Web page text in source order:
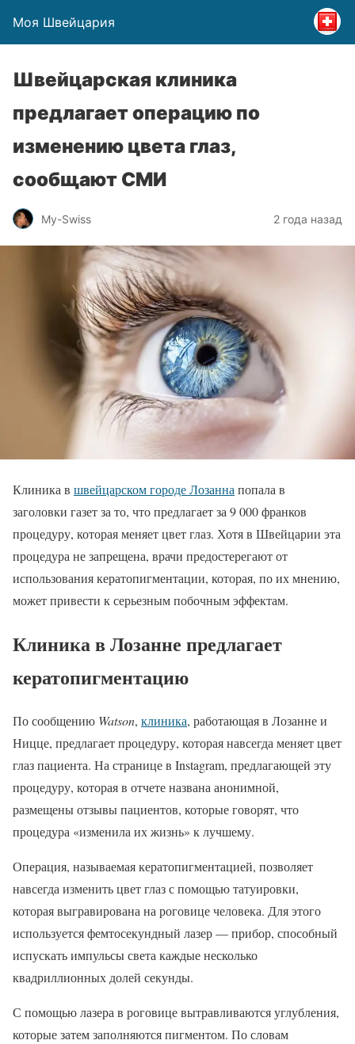
Моя Швейцария
Швейцарская клиника
предлагает операцию по
изменению цвета глаз,
сообщают СМИ
My-Swiss 2 года назад
Клиника в швейцарском городе Лозаннапопала в
заголовки газет за то, что предлагает за 9 000 франков
процедуру, которая меняет цвет глаз. Хотя в Швейцарии эта
процедура не запрещена, врачи предостерегают от
использования кератопигментации, которая, по их мнению,
может привести к серьезным побочным эффектам.
Клиника в Лозанне предлагает
кератопигментацию
По сообщению Watson, клиника, работающая в Лозанне и
Ницце, предлагает процедуру, которая навсегда меняет цвет
глаз пациента. На странице в Instagram, предлагающей эту
процедуру, которая в отчете названа анонимной,
размещены отзывы пациентов, которые говорят, что
процедура «изменила их жизнь» к лучшему.
Операция, называемая кератопигментацией, позволяет
навсегда изменить цвет глаз с помощью татуировки,
которая выгравирована на роговице человека. Для этого
используется фемтосекундный лазер — прибор, способный
испускать импульсы света каждые несколько
квадриллионных долей секунды.
С помощью лазера в роговице вытравливаются углубления,
которые затем заполняются пигментом. По словам